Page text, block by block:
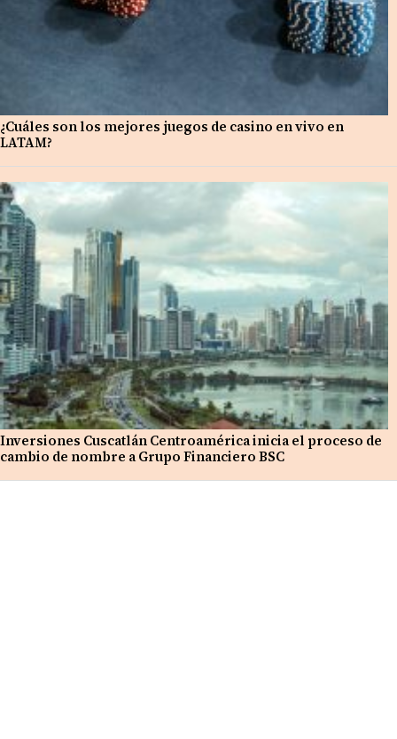
¿Cuáles son los mejores juegos de casino en vivo en
LATAM?
Inversiones Cuscatlán Centroamérica inicia el proceso de
cambio de nombre a Grupo Financiero BSC